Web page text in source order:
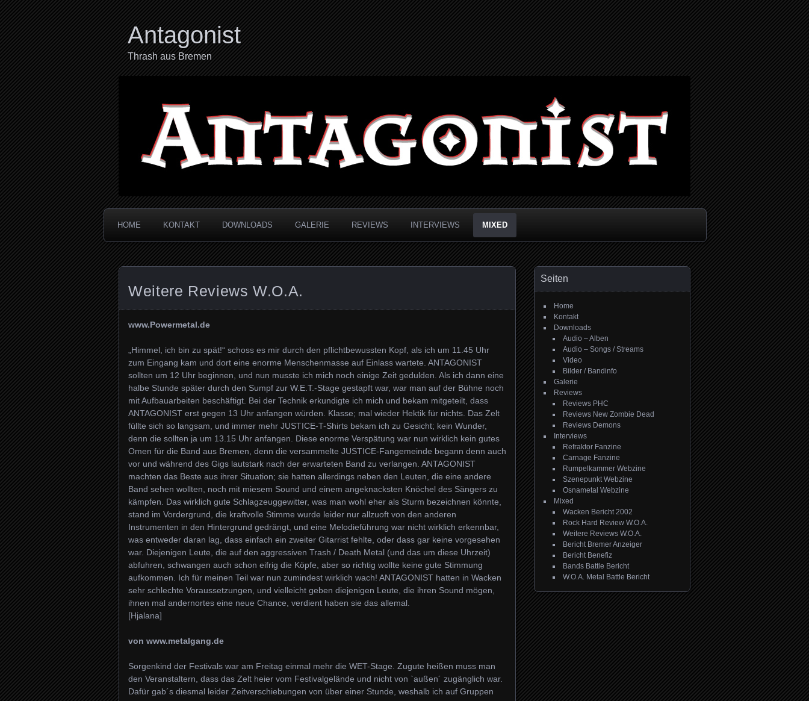
Antagonist
Thrash aus Bremen
HOME KONTAKT DOWNLOADS GALERIE REVIEWS INTERVIEWS MIXED
Weitere Reviews W.O.A.
www.Powermetal.de
„Himmel, ich bin zu spät!“ schoss es mir durch den pflichtbewussten Kopf, als ich um 11.45 Uhr
zum Eingang kam und dort eine enorme Menschenmasse auf Einlass wartete. ANTAGONIST
sollten um 12 Uhr beginnen, und nun musste ich mich noch einige Zeit gedulden. Als ich dann eine
halbe Stunde später durch den Sumpf zur W.E.T.-Stage gestapft war, war man auf der Bühne noch
mit Aufbauarbeiten beschäftigt. Bei der Technik erkundigte ich mich und bekam mitgeteilt, dass
ANTAGONIST erst gegen 13 Uhr anfangen würden. Klasse; mal wieder Hektik für nichts. Das Zelt
füllte sich so langsam, und immer mehr JUSTICE-T-Shirts bekam ich zu Gesicht; kein Wunder,
denn die sollten ja um 13.15 Uhr anfangen. Diese enorme Verspätung war nun wirklich kein gutes
Omen für die Band aus Bremen, denn die versammelte JUSTICE-Fangemeinde begann denn auch
vor und während des Gigs lautstark nach der erwarteten Band zu verlangen. ANTAGONIST
machten das Beste aus ihrer Situation; sie hatten allerdings neben den Leuten, die eine andere
Band sehen wollten, noch mit miesem Sound und einem angeknacksten Knöchel des Sängers zu
kämpfen. Das wirklich gute Schlagzeuggewitter, was man wohl eher als Sturm bezeichnen könnte,
stand im Vordergrund, die kraftvolle Stimme wurde leider nur allzuoft von den anderen
Instrumenten in den Hintergrund gedrängt, und eine Melodieführung war nicht wirklich erkennbar,
was entweder daran lag, dass einfach ein zweiter Gitarrist fehlte, oder dass gar keine vorgesehen
war. Diejenigen Leute, die auf den aggressiven Trash / Death Metal (und das um diese Uhrzeit)
abfuhren, schwangen auch schon eifrig die Köpfe, aber so richtig wollte keine gute Stimmung
aufkommen. Ich für meinen Teil war nun zumindest wirklich wach! ANTAGONIST hatten in Wacken
sehr schlechte Voraussetzungen, und vielleicht geben diejenigen Leute, die ihren Sound mögen,
ihnen mal andernortes eine neue Chance, verdient haben sie das allemal.
[Hjalana]
von www.metalgang.de
Sorgenkind der Festivals war am Freitag einmal mehr die WET-Stage. Zugute heißen muss man
den Veranstaltern, dass das Zelt heier vom Festivalgelände und nicht von `außen´ zugänglich war.
Dafür gab´s diesmal leider Zeitverschiebungen von über einer Stunde, weshalb ich auf Gruppen
Seiten
Home
Kontakt
Downloads
Audio – Alben
Audio – Songs / Streams
Video
Bilder / Bandinfo
Galerie
Reviews
Reviews PHC
Reviews New Zombie Dead
Reviews Demons
Interviews
Refraktor Fanzine
Carnage Fanzine
Rumpelkammer Webzine
Szenepunkt Webzine
Osnametal Webzine
Mixed
Wacken Bericht 2002
Rock Hard Review W.O.A.
Weitere Reviews W.O.A.
Bericht Bremer Anzeiger
Bericht Benefiz
Bands Battle Bericht
W.O.A. Metal Battle Bericht